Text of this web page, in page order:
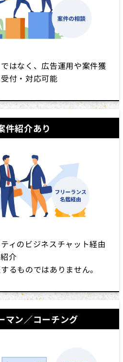
はなく、広告運用や案件獲
付・対応可能
件紹介あり
ィのビジネスチャット経由
介
るものではありません。
マン／コーチング